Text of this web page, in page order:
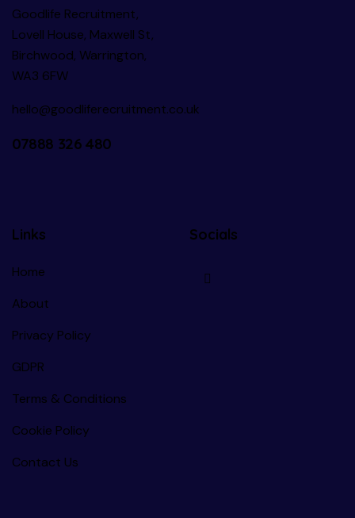
Goodlife Recruitment,
Lovell House, Maxwell St,
Birchwood, Warrington,
WA3 6FW
hello@goodliferecruitment.co.uk
07888 326 480
Links
Home
About
Privacy Policy
GDPR
Terms & Conditions
Cookie Policy
Contact Us
Socials